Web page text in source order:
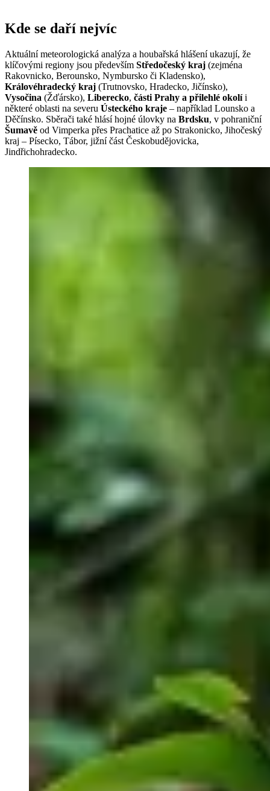
Kde se daří nejvíc
Aktuální meteorologická analýza a houbařská hlášení ukazují, že
klíčovými regiony jsou především Středočeský kraj (zejména
Rakovnicko, Berounsko, Nymbursko či Kladensko),
Královéhradecký kraj (Trutnovsko, Hradecko, Jičínsko),
Vysočina (Žďársko), Liberecko, části Prahy a přilehlé okolíi
některé oblasti na severu Ústeckého kraje – například Lounsko a
Děčínsko. Sběrači také hlásí hojné úlovky na Brdsku, v pohraniční
Šumavě od Vimperka přes Prachatice až po Strakonicko, Jihočeský
kraj – Písecko, Tábor, jižní část Českobudějovicka,
Jindřichohradecko.